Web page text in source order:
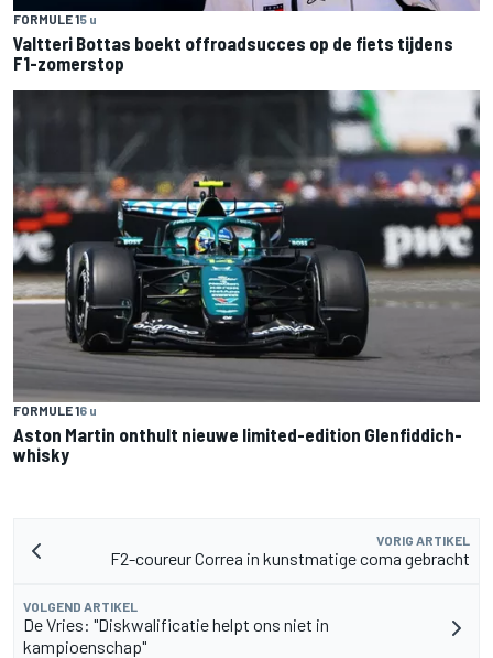
FORMULE 15 u
Valtteri Bottas boekt offroadsucces op de fiets tijdens
F1-zomerstop
FORMULE 16 u
Aston Martin onthult nieuwe limited-edition Glenfiddich-
whisky
VORIG ARTIKEL
F2-coureur Correa in kunstmatige coma gebracht
VOLGEND ARTIKEL
De Vries: "Diskwalificatie helpt ons niet in
kampioenschap"